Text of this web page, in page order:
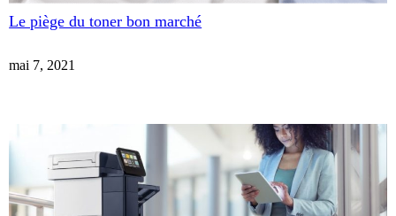
Le piège du toner bon marché
mai 7, 2021